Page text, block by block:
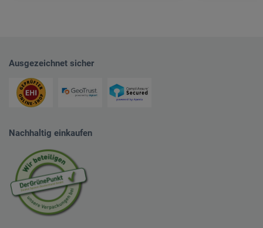
Ausgezeichnet sicher
Nachhaltig einkaufen